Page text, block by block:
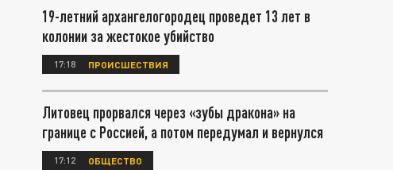
19-летний архангелогородец проведет 13 лет в
колонии за жестокое убийство
17:18 ПРОИСШЕСТВИЯ
Литовец прорвался через «зубы дракона» на
границе с Россией, а потом передумал и вернулся
17:12 ОБЩЕСТВО